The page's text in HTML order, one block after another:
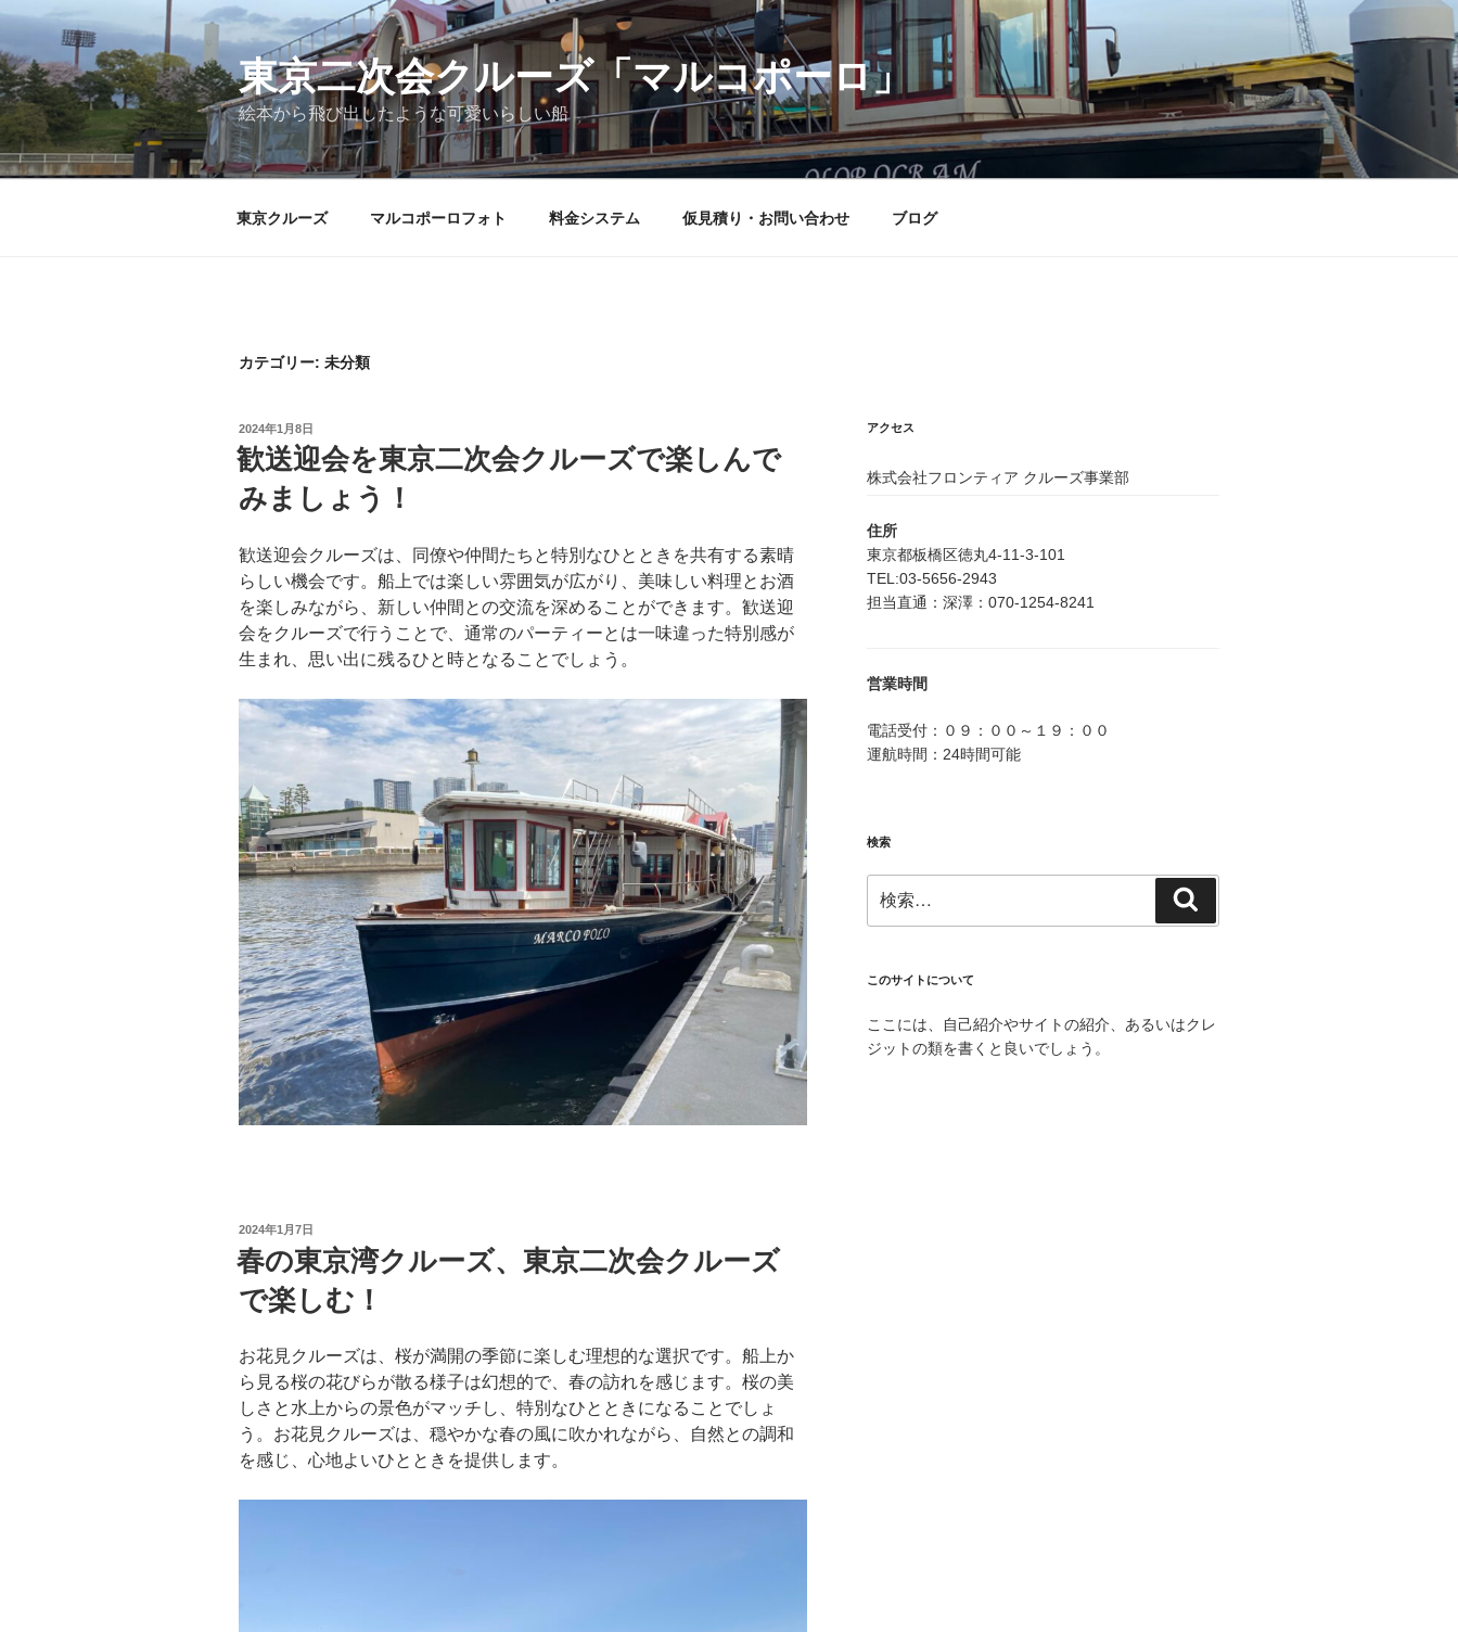
コ
テ
ン
ツ
へ
ス
東京二次会クルーズ「マルコポーロ」
絵本から飛び出したような可愛いらしい船
東京クルーズ マルコポーロフォト 料金システム 仮見積り・お問い合わせ ブログ
カテゴリー: 未分類
投
稿
日:
2024年1月8日
歓送迎会を東京二次会クルーズで楽しんで
みましょう！
歓送迎会クルーズは、同僚や仲間たちと特別なひとときを共有する素晴
らしい機会です。船上では楽しい雰囲気が広がり、美味しい料理とお酒
を楽しみながら、新しい仲間との交流を深めることができます。歓送迎
会をクルーズで行うことで、通常のパーティーとは一味違った特別感が
生まれ、思い出に残るひと時となることでしょう。
投
稿
日:
2024年1月7日
春の東京湾クルーズ、東京二次会クルーズ
で楽しむ！
お花見クルーズは、桜が満開の季節に楽しむ理想的な選択です。船上か
ら見る桜の花びらが散る様子は幻想的で、春の訪れを感じます。桜の美
しさと水上からの景色がマッチし、特別なひとときになることでしょ
う。お花見クルーズは、穏やかな春の風に吹かれながら、自然との調和
を感じ、心地よいひとときを提供します。
アクセス
株式会社フロンティア クルーズ事業部
住所
東京都板橋区徳丸4-11-3-101
TEL:03-5656-2943
担当直通：深澤：070-1254-8241
営業時間
電話受付：０９：００～１９：００
運航時間：24時間可能
検索
索:
索
このサイトについて
ここには、自己紹介やサイトの紹介、あるいはクレ
ジットの類を書くと良いでしょう。